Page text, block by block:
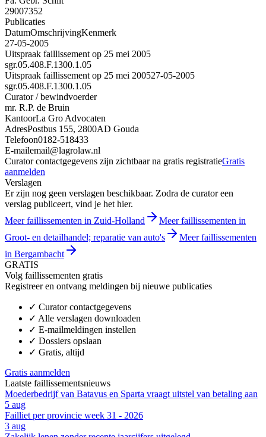
29007352
Publicaties
DatumOmschrijvingKenmerk
27-05-2005
Uitspraak faillissement op 25 mei 2005
sgr.05.408.F.1300.1.05
Uitspraak faillissement op 25 mei 200527-05-2005
sgr.05.408.F.1300.1.05
Curator / bewindvoerder
mr. R.P. de Bruin
KantoorLa Gro Advocaten
AdresPostbus 155, 2800AD Gouda
Telefoon0182-518433
E-mailemail@lagrolaw.nl
Curator contactgegevens zijn zichtbaar na gratis registratieGratis
aanmelden
Verslagen
Er zijn nog geen verslagen beschikbaar. Zodra de curator een
verslag publiceert, vind je het hier.
Meer faillissementen in Zuid-Holland
Meer faillissementen in
Groot- en detailhandel; reparatie van auto's
Meer faillissementen
in Bergambacht
GRATIS
Volg faillissementen gratis
Registreer en ontvang meldingen bij nieuwe publicaties
✓ Curator contactgegevens
✓ Alle verslagen downloaden
✓ E-mailmeldingen instellen
✓ Dossiers opslaan
✓ Gratis, altijd
Gratis aanmelden
Laatste faillissementsnieuws
Moederbedrijf van Batavus en Sparta vraagt uitstel van betaling aan
5 aug
Failliet per provincie week 31 - 2026
3 aug